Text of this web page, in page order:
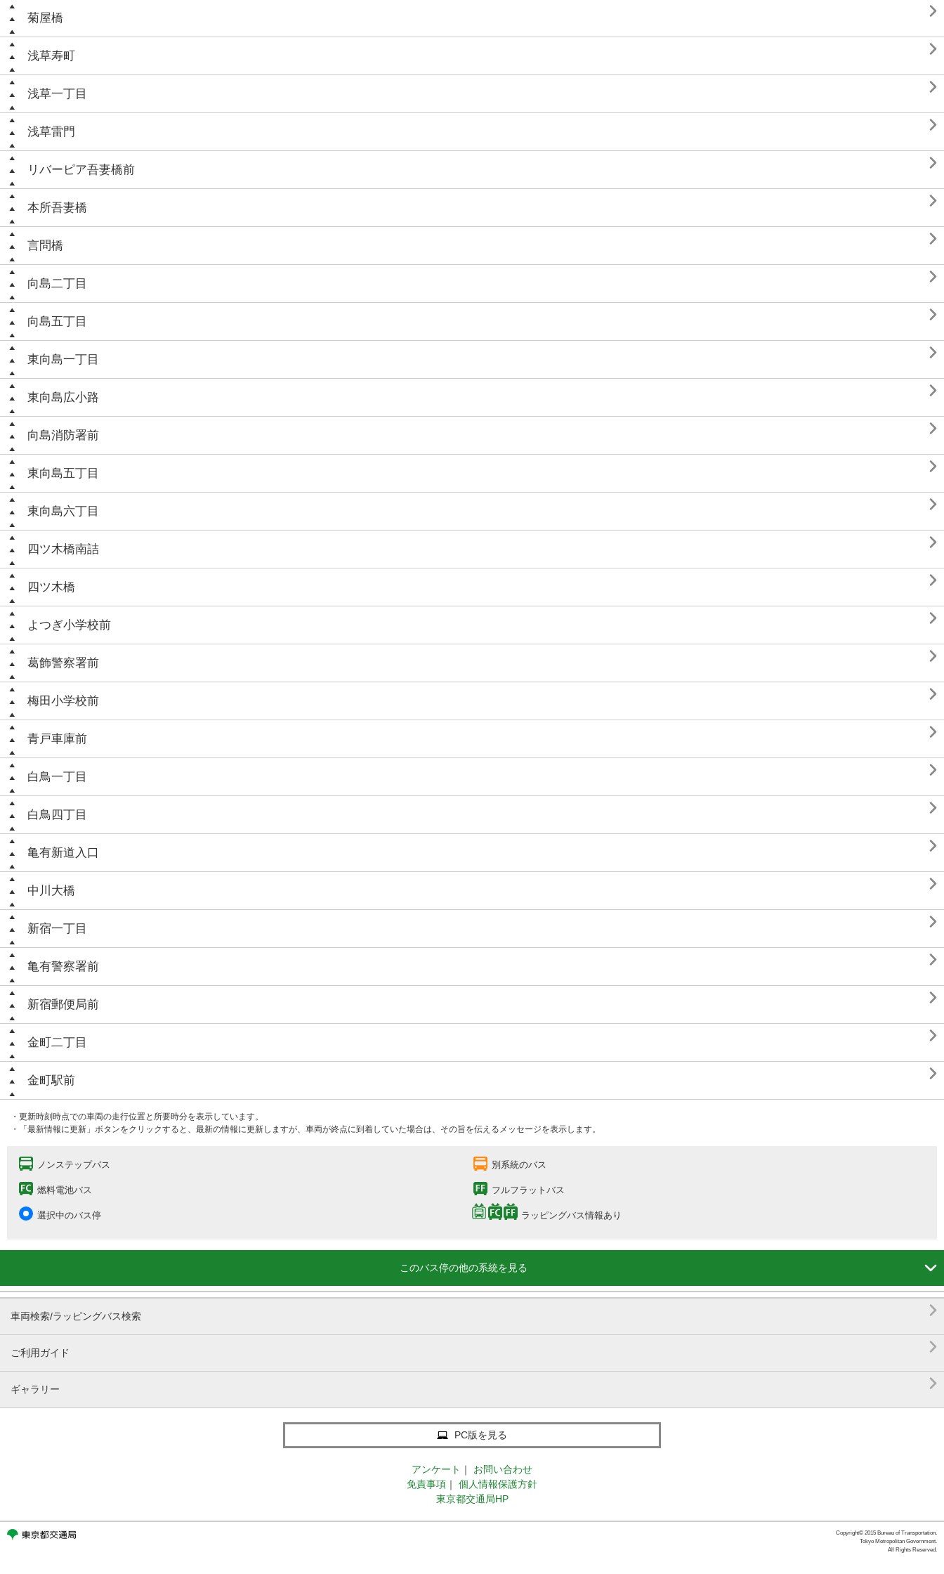
菊屋橋 
浅草寿町 
浅草一丁目 
浅草雷門 
リバーピア吾妻橋前 
本所吾妻橋 
言問橋 
向島二丁目 
向島五丁目 
東向島一丁目 
東向島広小路 
向島消防署前 
東向島五丁目 
東向島六丁目 
四ツ木橋南詰 
四ツ木橋 
よつぎ小学校前 
葛飾警察署前 
梅田小学校前 
青戸車庫前 
白鳥一丁目 
白鳥四丁目 
亀有新道入口 
中川大橋 
新宿一丁目 
亀有警察署前 
新宿郵便局前 
金町二丁目 
金町駅前 
・更新時刻時点での車両の走行位置と所要時分を表示しています。
・「最新情報に更新」ボタンをクリックすると、最新の情報に更新しますが、車両が終点に到着していた場合は、その旨を伝えるメッセージを表示します。
ノンステップバス 別系統のバス
燃料電池バス フルフラットバス
選択中のバス停 ラッピングバス情報あり
このバス停の他の系統を見る 
車両検索/ラッピングバス検索 
ご利用ガイド 
ギャラリー 
PC版を見る
アンケート ｜
お問い合わせ
免責事項 ｜
個人情報保護方針
東京都交通局HP
Copyright© 2015 Bureau of Transportation.
Tokyo Metropolitan Government.
All Rights Reserved.